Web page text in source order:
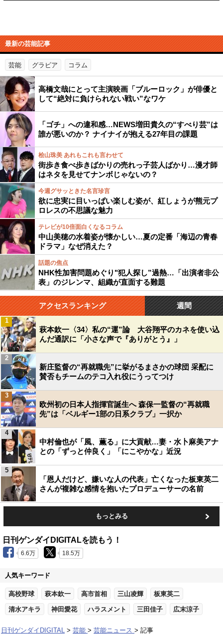
最新の芸能記事
芸能 グラビア コラム
高橋文哉にとって主演映画「ブルーロック」が俳優と
して“絶対に負けられない戦い”なワケ
「ゴチ」への違和感…NEWS増田貴久の“すべり芸”は
誰が悪いのか？ ナイナイが抱える27年目の課題
桧山珠美 あれもこれも言わせて
街歩き食べ歩きばかりの売れっ子芸人ばかり…漫才師
はネタを見せてナンボじゃないの？
今週グサッときた名言珍言
欲に忠実に目いっぱい楽しむ姿が、紅しょうが熊元プ
ロレスの不思議な魅力
テレビが10倍面白くなるコラム
中山美穂の水着姿が懐かしい…夏の定番「海辺の青春
ドラマ」なぜ消えた？
話題の焦点
NHK性加害問題めぐり"犯人探し”過熱…「出演者非公
表」のジレンマ、組織が直面する難題
アクセスランキング 週間
萩本欽一〈34〉私の“運”論 大谷翔平のカネを使い込
んだ通訳に「小さな声で『ありがとう』」
1
新庄監督の“再就職先”に挙がるまさかの球団 采配に
賛否もチームのテコ入れ役にうってつけ
2
欧州初の日本人指揮官誕生へ 森保一監督の“再就職
先”は「ベルギー1部の日系クラブ」一択か
3
中村倫也が「風、薫る」に大貢献…妻・水卜麻美アナ
との「ずっと仲良く」「にこやかな」近況
4
「恩人だけど、嫌いな人の代表」亡くなった板東英二
さんが複雑な感情を抱いたプロデューサーの名前
5
もっとみる
日刊ゲンダイDIGITALを読もう！
6.6万 18.5万
人気キーワード
高校野球 萩本欽一 高市首相 三山凌輝 板東英二
清水アキラ 神田愛花 ハラスメント 三田佳子 広末涼子
日刊ゲンダイDIGITAL 芸能 芸能ニュース 記事